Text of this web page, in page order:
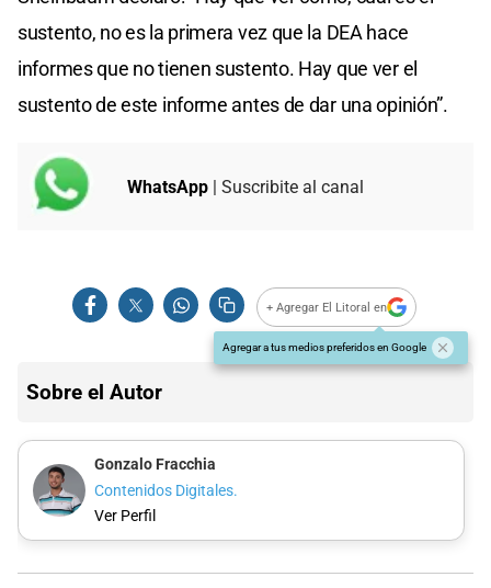
sustento, no es la primera vez que la DEA hace
informes que no tienen sustento. Hay que ver el
sustento de este informe antes de dar una opinión”.
WhatsApp | Suscribite al canal
+ Agregar El Litoral en
Agregar a tus medios preferidos en Google
Sobre el Autor
Gonzalo Fracchia
Contenidos Digitales.
Ver Perfil